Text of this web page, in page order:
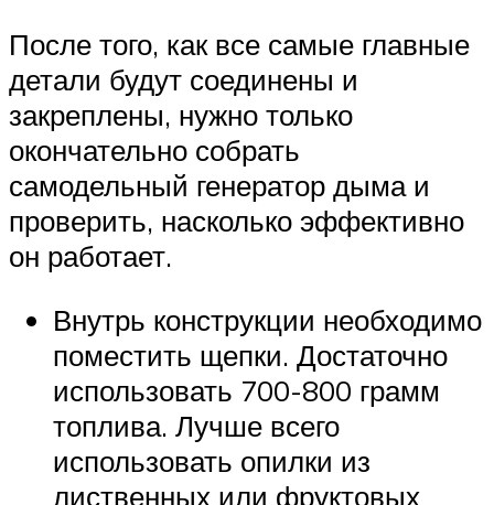
После того, как все самые главные
детали будут соединены и
закреплены, нужно только
окончательно собрать
самодельный генератор дыма и
проверить, насколько эффективно
он работает.
Внутрь конструкции необходимо
поместить щепки. Достаточно
использовать 700-800 грамм
топлива. Лучше всего
использовать опилки из
лиственных или фруктовых